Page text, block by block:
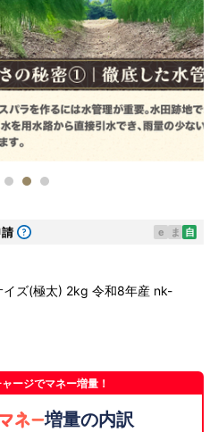
e ま 自
ズ(極太) 2kg 令和8年産 nk-
ージでマネー増量！
増量の内訳